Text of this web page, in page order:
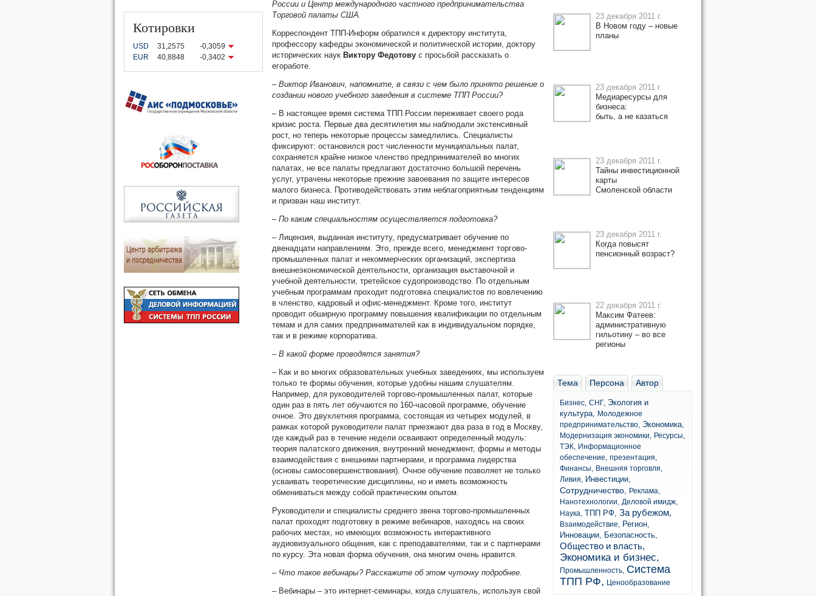
Котировки
USD 31,2575
-0,3059
EUR
40,8848 -0,3402
России и Центр международного частного предпринимательства
Торговой палаты США.
Корреспондент ТПП-Информ обратился к директору института,
профессору кафедры экономической и политической истории, доктору
исторических наук Виктору Федотову с просьбой рассказать о
егоработе.
– Виктор Иванович, напомните, в связи с чем было принято решение о
создании нового учебного заведения в системе ТПП России?
– В настоящее время система ТПП России переживает своего рода
кризис роста. Первые два десятилетия мы наблюдали экстенсивный
рост, но теперь некоторые процессы замедлились. Специалисты
фиксируют: остановился рост численности муниципальных палат,
сохраняется крайне низкое членство предпринимателей во многих
палатах, не все палаты предлагают достаточно большой перечень
услуг, утрачены некоторые прежние завоевания по защите интересов
малого бизнеса. Противодействовать этим неблагоприятным тенденциям
и призван наш институт.
– По каким специальностям осуществляется подготовка?
– Лицензия, выданная институту, предусматривает обучение по
двенадцати направлениям. Это, прежде всего, менеджмент торгово-
промышленных палат и некоммерческих организаций, экспертиза
внешнеэкономической деятельности, организация выставочной и
учебной деятельности, третейское судопроизводство. По отдельным
учебным программам проходит подготовка специалистов по вовлечению
в членство, кадровый и офис-менеджмент. Кроме того, институт
проводит обширную программу повышения квалификации по отдельным
темам и для самих предпринимателей как в индивидуальном порядке,
так и в режиме корпоратива.
– В какой форме проводятся занятия?
– Как и во многих образовательных учебных заведениях, мы используем
только те формы обучения, которые удобны нашим слушателям.
Например, для руководителей торгово-промышленных палат, которые
один раз в пять лет обучаются по 160-часовой программе, обучение
очное. Это двухлетняя программа, состоящая из четырех модулей, в
рамках которой руководители палат приезжают два раза в год в Москву,
где каждый раз в течение недели осваивают определенный модуль:
теория палатского движения, внутренний менеджмент, формы и методы
взаимодействия с внешними партнерами, и программа лидерства
(основы самосовершенствования). Очное обучение позволяет не только
усваивать теоретические дисциплины, но и иметь возможность
обмениваться между собой практическим опытом.
Руководители и специалисты среднего звена торгово-промышленных
палат проходят подготовку в режиме вебинаров, находясь на своих
рабочих местах, но имеющих возможность интерактивного
аудиовизуального общения, как с преподавателями, так и с партнерами
по курсу. Эта новая форма обучения, она многим очень нравится.
– Что такое вебинары? Расскажите об этом чуточку подробнее.
– Вебинары – это интернет-семинары, когда слушатель, используя свой
23 декабря 2011 г.
В Новом году – новые
планы
23 декабря 2011 г.
Медиаресурсы для
бизнеса:
быть, а не казаться
23 декабря 2011 г.
Тайны инвестиционной
карты
Смоленской области
23 декабря 2011 г.
Когда повысят
пенсионный возраст?
22 декабря 2011 г.
Максим Фатеев:
административную
гильотину – во все
регионы
Тема Персона Автор
Бизнес, СНГ, Экология и
культура, Молодежное
предпринимательство, Экономика,
Модернизация экономики, Ресурсы,
ТЭК, Информационное
обеспечение, презентация,
Финансы, Внешняя торговля,
Ливия, Инвестиции,
Сотрудничество,
Реклама,
Нанотехнологии, Деловой имидж,
Наука, ТПП РФ, За рубежом,
Взаимодействие, Регион,
Инновации, Безопасность,
Общество и власть,
Экономика и бизнес,
Промышленность, Система
ТПП РФ, Ценообразование